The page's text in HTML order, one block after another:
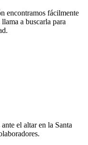
encontramos fácilmente
a buscarla para
el altar en la Santa